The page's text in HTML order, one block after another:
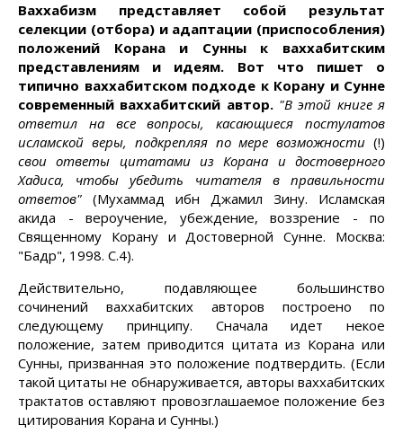
Ваххабизм представляет собой результат
селекции (отбора) и адаптации (приспособления)
положений Корана и Сунны к ваххабитским
представлениям и идеям. Вот что пишет о
типично ваххабитском подходе к Корану и Сунне
современный ваххабитский автор. "В этой книге я
ответил на все вопросы, касающиеся постулатов
исламской веры, подкрепляя по мере возможности (!)
свои ответы цитатами из Корана и достоверного
Хадиса, чтобы убедить читателя в правильности
ответов" (Мухаммад ибн Джамил Зину. Исламская
акида - вероучение, убеждение, воззрение - по
Священному Корану и Достоверной Сунне. Москва:
"Бадр", 1998. С.4).
Действительно, подавляющее большинство
сочинений ваххабитских авторов построено по
следующему принципу. Сначала идет некое
положение, затем приводится цитата из Корана или
Сунны, призванная это положение подтвердить. (Если
такой цитаты не обнаруживается, авторы ваххабитских
трактатов оставляют провозглашаемое положение без
цитирования Корана и Сунны.)